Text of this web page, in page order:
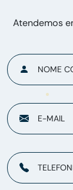
Atendemos
NOME
E-MAIL